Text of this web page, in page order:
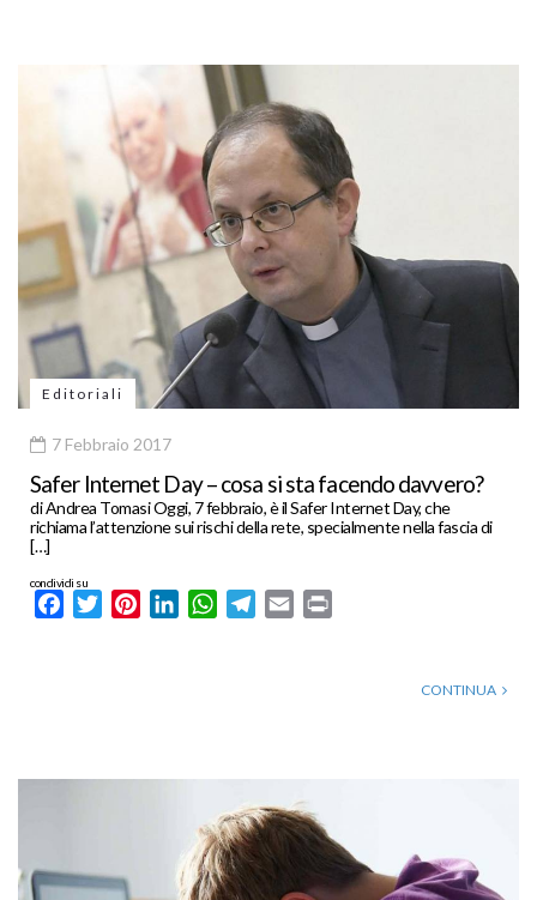
Editoriali
7 Febbraio 2017
Safer Internet Day – cosa si sta facendo davvero?
di Andrea Tomasi Oggi, 7 febbraio, è il Safer Internet Day, che
richiama l’attenzione sui rischi della rete, specialmente nella fascia di
[…]
condividi su
FacebookTwitterPinterestLinkedInWhatsApp
Telegram
Email
CONTINUA